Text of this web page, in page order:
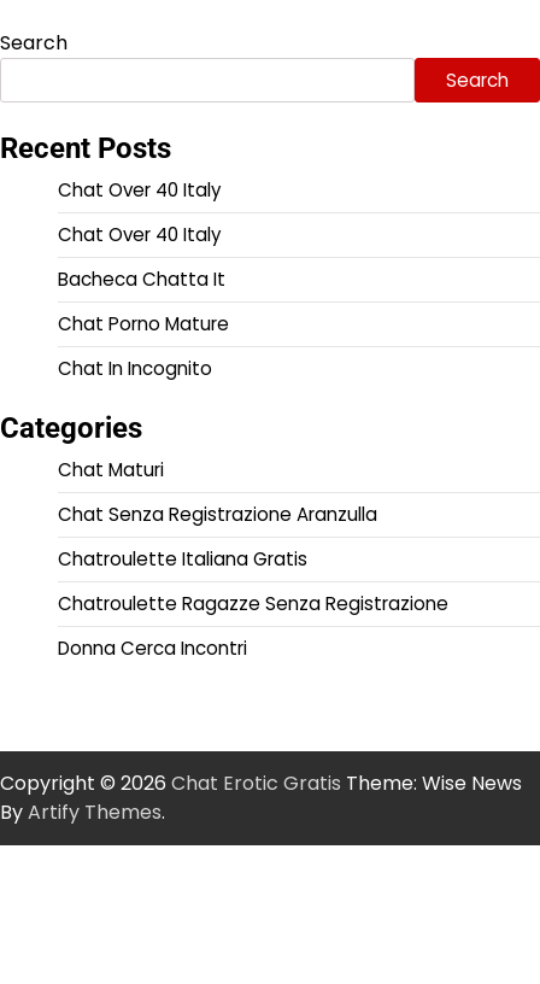
Search
Search
Recent Posts
Chat Over 40 Italy
Chat Over 40 Italy
Bacheca Chatta It
Chat Porno Mature
Chat In Incognito
Categories
Chat Maturi
Chat Senza Registrazione Aranzulla
Chatroulette Italiana Gratis
Chatroulette Ragazze Senza Registrazione
Donna Cerca Incontri
Copyright © 2026 Chat Erotic Gratis Theme: Wise News
ByArtify Themes.